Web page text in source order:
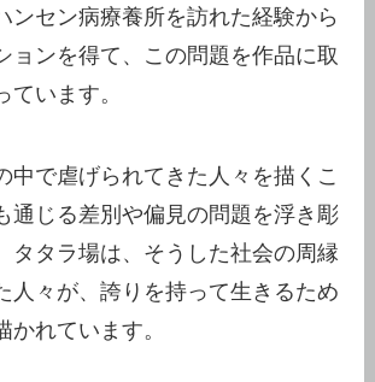
ンセン病療養所を訪れた経験から
ョンを得て、この問題を作品に取
ています。
中で虐げられてきた人々を描くこ
通じる差別や偏見の問題を浮き彫
タタラ場は、そうした社会の周縁
人々が、誇りを持って生きるため
かれています。